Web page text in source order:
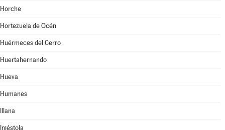
Horche
Hortezuela de Océn
Huérmeces del Cerro
Huertahernando
Hueva
Humanes
Illana
Iniéstola